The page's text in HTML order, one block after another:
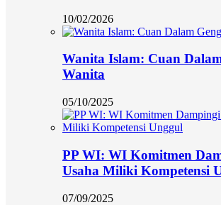
10/02/2026
Wanita Islam: Cuan
Wanita
05/10/2025
PP WI: WI Komitmen
Usaha Miliki Kompetensi
07/09/2025